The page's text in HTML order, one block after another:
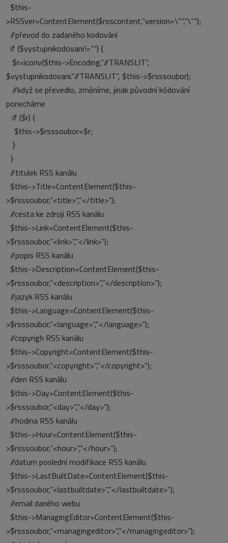
$this-
>RSSver=ContentElement($rsscontent,“version=\““,“\““);
//převod do zadaného kodování
if ($vystupnikodovani!=““) {
$r=iconv($this->Encoding.“//TRANSLIT“,
$vystupnikodovani.“//TRANSLIT“, $this->$rsssoubor);
//když se převedlo, změníme, jinak původní kódování
ponecháme
if ($r) {
$this->$rsssoubor=$r;
}
}
//titulek RSS kanálu
$this->Title=ContentElement($this-
>$rsssoubor,“<title>“,“</title>“);
//cesta ke zdroji RSS kanálu
$this->Link=ContentElement($this-
>$rsssoubor,“<link>“,“</link>“);
//popis RSS kanálu
$this->Description=ContentElement($this-
>$rsssoubor,“<description>“,“</description>“);
//jazyk RSS kanálu
$this->Language=ContentElement($this-
>$rsssoubor,“<language>“,“</language>“);
//copyrigh RSS kanálu
$this->Copyright=ContentElement($this-
>$rsssoubor,“<copyright>“,“</copyright>“);
//den RSS kanálu
$this->Day=ContentElement($this-
>$rsssoubor,“<day>“,“</day>“);
//hodina RSS kanálu
$this->Hour=ContentElement($this-
>$rsssoubor,“<hour>“,“</hour>“);
//datum poslední modifikace RSS kanálu
$this->LastBuiltDate=ContentElement($this-
>$rsssoubor,“<lastbuiltdate>“,“</lastbuiltdate>“);
//email daného webu
$this->ManagingEditor=ContentElement($this-
>$rsssoubor,“<managingeditor>“,“</managingeditor>“);